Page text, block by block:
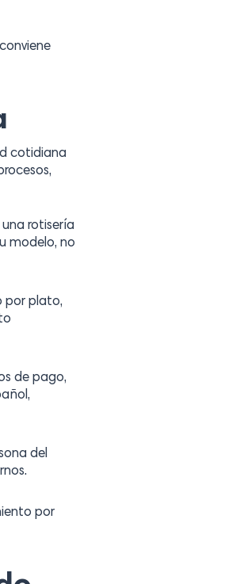
cotidiana
rotisería
modelo, no
por plato,
de pago,
del
por